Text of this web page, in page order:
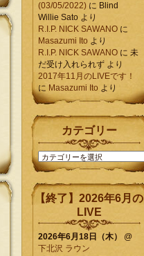
(03/05/2022) に Blind
Willie Sato より
R.I.P. NICK SAWANO に
Masazumi Ito より
R.I.P. NICK SAWANO に 未
だ受け入れられず より
2017年11月のLIVEです！
に Masazumi Ito より
カテゴリー
カ
テ
リ
ー
【終了】2026年6月の
LIVE
2026年6月18日（木）
@
下北沢 ラウン